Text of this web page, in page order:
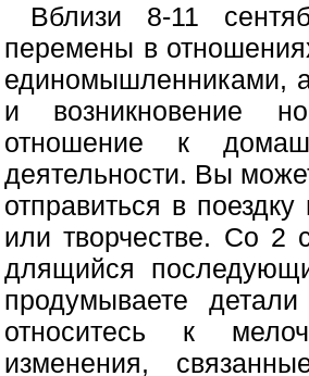
Вблизи 8-11
перемены в
единомышленниками,
и возникновение
отношение к
деятельности. Вы
отправиться в
или творчестве. Со 2
длящийся
продумываете
относитесь к
изменения,